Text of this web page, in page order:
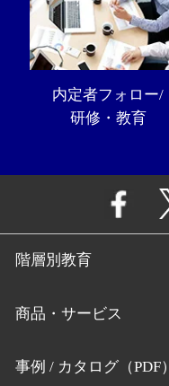
内定者フォロー/
研修・教育
階層別教育
商品・サービス
事例 / カタログ（PDF）